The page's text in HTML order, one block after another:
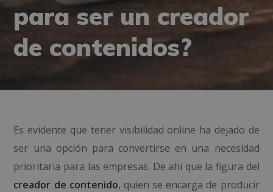
para ser un creador
de contenidos?
Es evidente que tener visibilidad online ha dejado de
ser una opción para convertirse en una necesidad
prioritaria para las empresas. De ahí que la figura del
creador de contenido, quien se encarga de producir